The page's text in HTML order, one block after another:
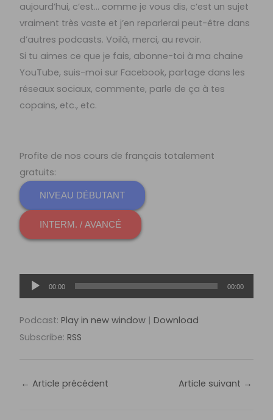
aujourd’hui, c’est… comme je vous dis, c’est un sujet
vraiment très vaste et j’en reparlerai peut-être dans
d’autres podcasts. Voilà, merci, au revoir.
Si tu aimes ce que je fais, abonne-toi à ma chaine
YouTube, suis-moi sur Facebook, partage dans les
réseaux sociaux, commente, parle de ça à tes
copains, etc., etc.
Profite de nos cours de français totalement
gratuits:
NIVEAU DÉBUTANT
INTERM. / AVANCÉ
Lecteur
audio
00:00 00:00
Podcast:Play in new window |Download
Subscribe:RSS
← Article précédent Article suivant →